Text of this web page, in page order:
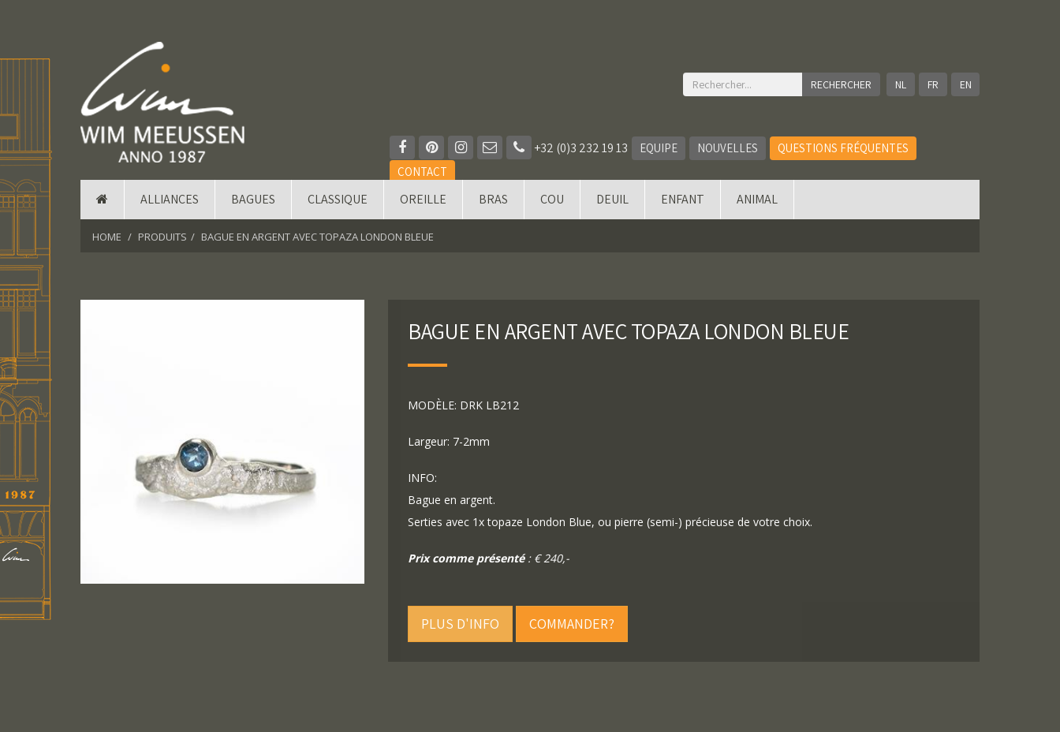
NL FR EN
+32 (0)3 232 19 13 EQUIPE NOUVELLES
QUESTIONS FRÉQUENTES
CONTACT
ALLIANCES BAGUES CLASSIQUE OREILLE BRAS COU DEUIL ENFANT ANIMAL
HOME PRODUITS BAGUE EN ARGENT AVEC TOPAZA LONDON BLEUE
BAGUE EN ARGENT AVEC TOPAZA LONDON BLEUE
MODÈLE: DRK LB212
Largeur: 7-2mm
INFO:
Bague en argent.
Serties avec 1x topaze London Blue, ou pierre (semi-) précieuse de votre choix.
Prix comme présenté: € 240,-
PLUS D'INFO COMMANDER?